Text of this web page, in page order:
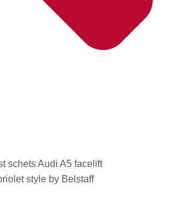
schets Audi A5 facelift
style by Belstaff